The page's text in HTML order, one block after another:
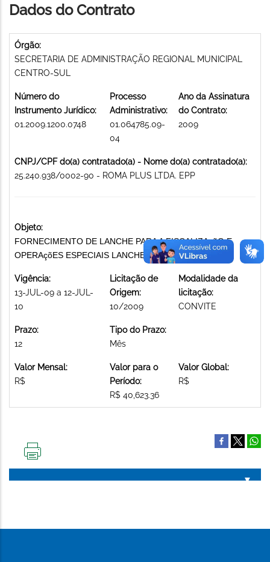
Dados do Contrato
Órgão:
SECRETARIA DE ADMINISTRAÇÃO REGIONAL MUNICIPAL
CENTRO-SUL
Número do
Instrumento Jurídico:
01.2009.1200.0748
Processo
Administrativo:
01.064785.09-
04
Ano da Assinatura
do Contrato:
2009
CNPJ/CPF do(a) contratado(a) - Nome do(a) contratado(a):
25.240.938/0002-90 - ROMA PLUS LTDA. EPP
Objeto:
FORNECIMENTO DE LANCHE PARA A FISCALIZAçãO E
OPERAçõES ESPECIAIS LANCHES
Vigência:
13-JUL-09 a 12-JUL-
10
Licitação de
Origem:
10/2009
Modalidade da
licitação:
CONVITE
Prazo:
12
Tipo do Prazo:
Mês
Valor Mensal:
R$
Valor para o
Período:
R$ 40,623.36
Valor Global:
R$
PÁGINA